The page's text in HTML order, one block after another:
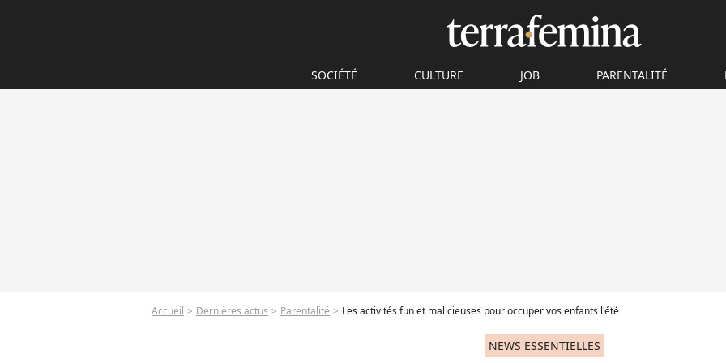
SOCIÉTÉ CULTURE JOB PARENTALITÉ
Accueil Dernières actus Parentalité Les activités fun et malicieuses pour occuper vos enfants l'été
NEWS ESSENTIELLES